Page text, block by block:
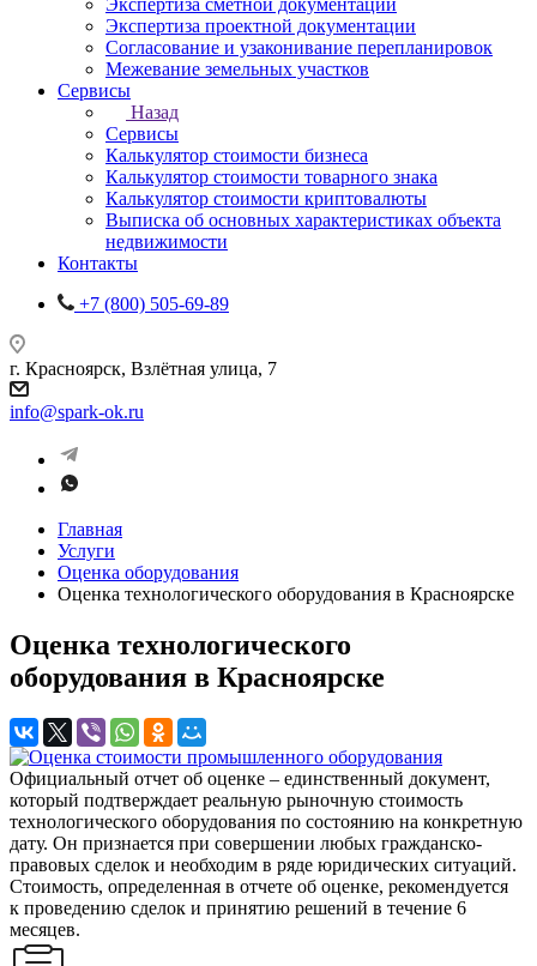
Экспертиза сметной документации
Экспертиза проектной документации
Согласование и узаконивание перепланировок
Межевание земельных участков
Сервисы
Назад
Сервисы
Калькулятор стоимости бизнеса
Калькулятор стоимости товарного знака
Калькулятор стоимости криптовалюты
Выписка об основных характеристиках объекта
недвижимости
Контакты
+7 (800) 505-69-89
г. Красноярск, Взлётная улица, 7
info@spark-ok.ru
Главная
Услуги
Оценка оборудования
Оценка технологического оборудования в Красноярске
Оценка технологического
оборудования в Красноярске
Официальный отчет об оценке – единственный документ,
который подтверждает реальную рыночную стоимость
технологического оборудования по состоянию на конкретную
дату. Он признается при совершении любых гражданско-
правовых сделок и необходим в ряде юридических ситуаций.
Стоимость, определенная в отчете об оценке, рекомендуется
к проведению сделок и принятию решений в течение 6
месяцев.